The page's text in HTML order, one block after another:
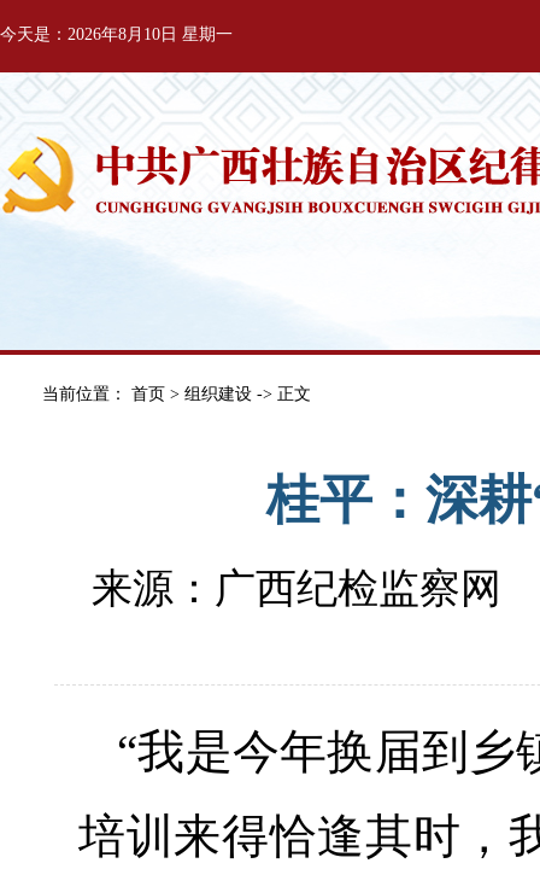
今天是：2026年8月10日 星期一
当前位置： 首页 > 组织建设 -> 正文
桂平：深
来源：广西纪检监察
“我是今年换届到
培训来得恰逢其时，